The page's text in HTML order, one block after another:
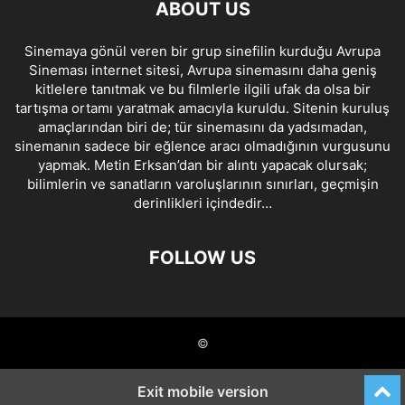
ABOUT US
Sinemaya gönül veren bir grup sinefilin kurduğu Avrupa
Sineması internet sitesi, Avrupa sinemasını daha geniş
kitlelere tanıtmak ve bu filmlerle ilgili ufak da olsa bir
tartışma ortamı yaratmak amacıyla kuruldu. Sitenin kuruluş
amaçlarından biri de; tür sinemasını da yadsımadan,
sinemanın sadece bir eğlence aracı olmadığının vurgusunu
yapmak. Metin Erksan’dan bir alıntı yapacak olursak;
bilimlerin ve sanatların varoluşlarının sınırları, geçmişin
derinlikleri içindedir…
FOLLOW US
©
Exit mobile version